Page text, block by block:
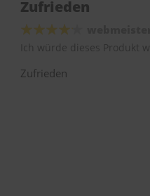
Zufrieden
Ich würde dieses Produkt
Zufrieden